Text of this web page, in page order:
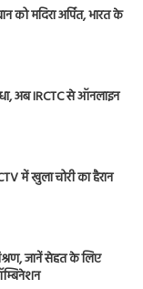
को मदिरा अर्पित, भारत के
अब IRCTC से ऑनलाइन
में खुला चोरी का हैरान
जानें सेहत के लिए